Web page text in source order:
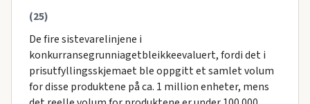
(25)
De fire sistevarelinjene i
konkurransegrunniagetbleikkeevaluert, fordi det i
prisutfyllingsskjemaet ble oppgitt et samlet volum
for disse produktene på ca. 1 million enheter, mens